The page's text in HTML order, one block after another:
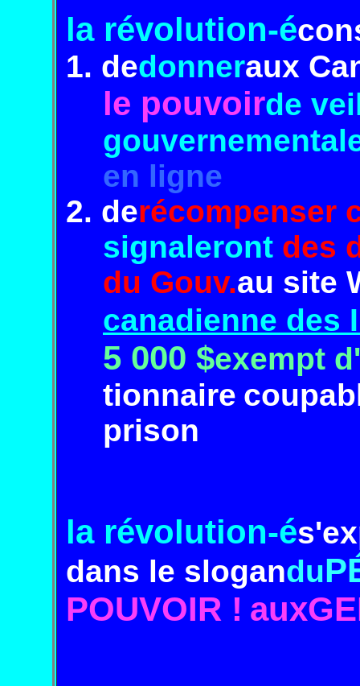
la révolution-é
1. dedonneraux
le pouvoirde
en ligne
2. derécompenser
signaleront des
du Gouv.au site
canadienne des
5 000 $exempt
tionnaire
prison
la révolution-é
dans le slogandu
POUVOIR !